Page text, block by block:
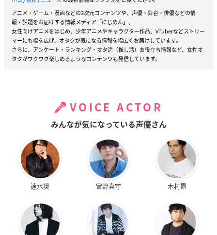
アニメ・ゲーム・漫画などの2次元コンテンツや、声優・舞台・俳優などの情
報・話題をお届けする情報メディア「にじめん」。
女性向けアニメをはじめ、少年アニメやキャラクター作品、VTuberなどストリー
マーにも幅を広げ、オタクが気になる情報を幅広くお届けしています。
さらに、アンケート・ランキング・オタ活（推し活）お役立ち情報など、女性オ
タクがワクワク楽しめるようなコンテンツも発信しています。
VOICE ACTOR
みんなが気になっている声優さん
速水奨 宮野真守 木村昴